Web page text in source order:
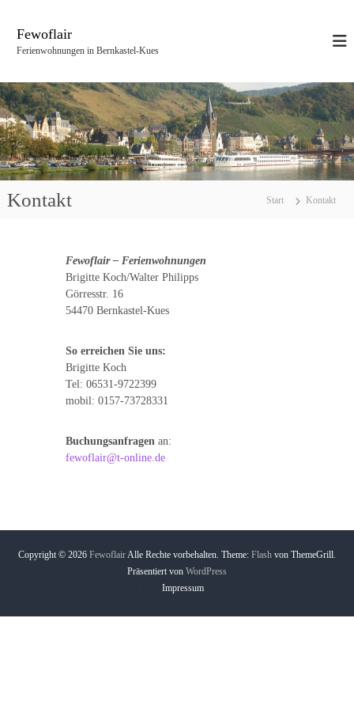
h
a
l
t
s
p
Fewoflair
Ferienwohnungen in Bernkastel-Kues
Kontakt Start Kontakt
Fewoflair – Ferienwohnungen
Brigitte Koch/Walter Philipps
Görresstr. 16
54470 Bernkastel-Kues
So erreichen Sie uns:
Brigitte Koch
Tel: 06531-9722399
mobil: 0157-73728331
Buchungsanfragen an:
fewoflair@t-online.de
Copyright © 2026 Fewoflair Alle Rechte vorbehalten. Theme: Flash von ThemeGrill.
Präsentiert von WordPress
Impressum